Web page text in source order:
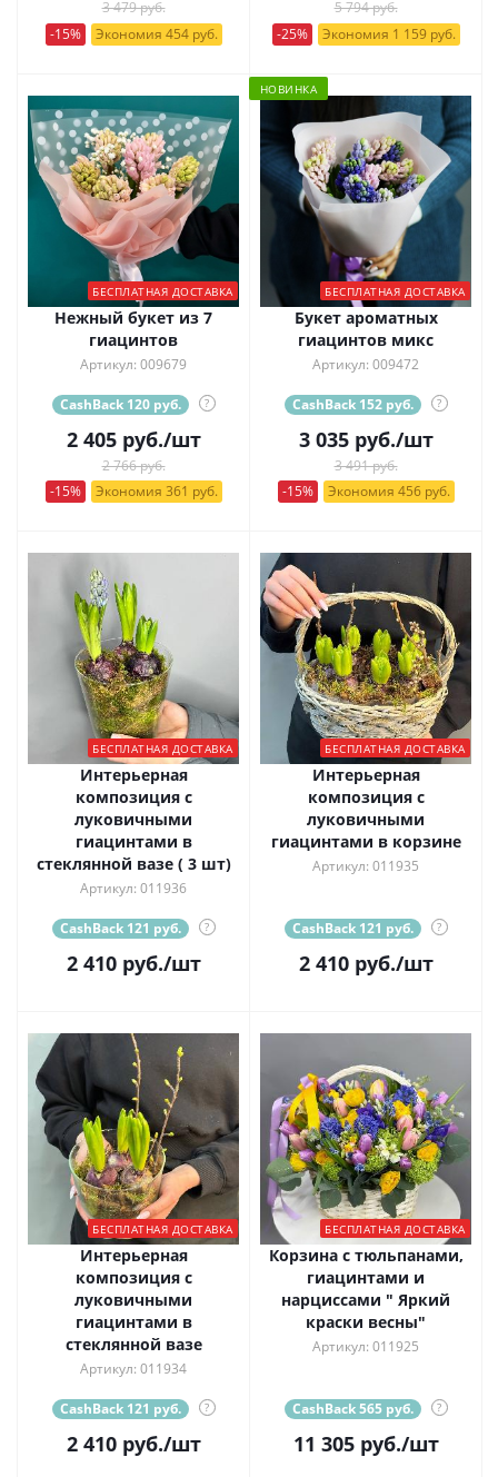
3 479 руб.
-15%
Экономия 454 руб.
5 794 руб.
-25%
Экономия 1 159 руб.
БЕСПЛАТНАЯ ДОСТАВКА
Нежный букет из 7
гиацинтов
Артикул: 009679
CashBack 120 руб. ?
2 405руб./шт
2 766 руб.
-15%
Экономия 361 руб.
НОВИНКА
БЕСПЛАТНАЯ ДОСТАВКА
Букет ароматных
гиацинтов микс
Артикул: 009472
CashBack 152 руб. ?
3 035руб./шт
3 491 руб.
-15%
Экономия 456 руб.
БЕСПЛАТНАЯ ДОСТАВКА
Интерьерная
композиция с
луковичными
гиацинтами в
стеклянной вазе ( 3 шт)
Артикул: 011936
CashBack 121 руб. ?
2 410руб./шт
БЕСПЛАТНАЯ ДОСТАВКА
Интерьерная
композиция с
луковичными
гиацинтами в корзине
Артикул: 011935
CashBack 121 руб. ?
2 410руб./шт
БЕСПЛАТНАЯ ДОСТАВКА
Интерьерная
композиция с
луковичными
гиацинтами в
стеклянной вазе
Артикул: 011934
CashBack 121 руб. ?
2 410руб./шт
БЕСПЛАТНАЯ ДОСТАВКА
Корзина с тюльпанами,
гиацинтами и
нарциссами " Яркий
краски весны"
Артикул: 011925
CashBack 565 руб. ?
11 305руб./шт